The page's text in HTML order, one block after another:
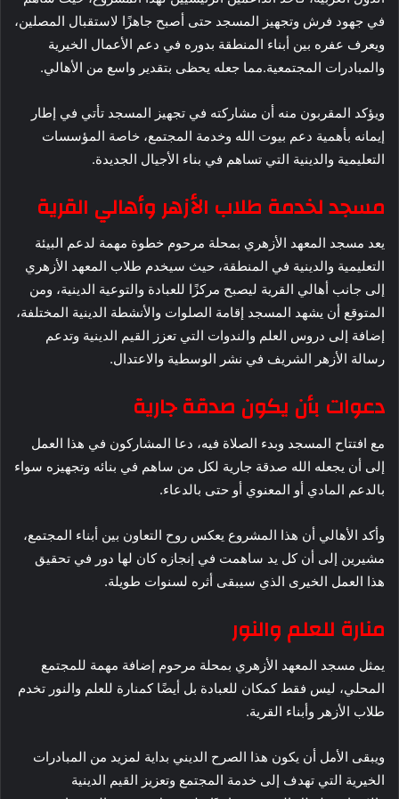
في جهود فرش وتجهيز المسجد حتى أصبح جاهزًا لاستقبال المصلين،
ويعرف عفره بين أبناء المنطقة بدوره في دعم الأعمال الخيرية
والمبادرات المجتمعية.مما جعله يحظى بتقدير واسع من الأهالي.
ويؤكد المقربون منه أن مشاركته في تجهيز المسجد تأتي في إطار
إيمانه بأهمية دعم بيوت الله وخدمة المجتمع، خاصة المؤسسات
التعليمية والدينية التي تساهم في بناء الأجيال الجديدة.
مسجد لخدمة طلاب الأزهر وأهالي القرية
يعد مسجد المعهد الأزهري بمحلة مرحوم خطوة مهمة لدعم البيئة
التعليمية والدينية في المنطقة، حيث سيخدم طلاب المعهد الأزهري
إلى جانب أهالي القرية ليصبح مركزًا للعبادة والتوعية الدينية، ومن
المتوقع أن يشهد المسجد إقامة الصلوات والأنشطة الدينية المختلفة،
إضافة إلى دروس العلم والندوات التي تعزز القيم الدينية وتدعم
رسالة الأزهر الشريف في نشر الوسطية والاعتدال.
دعوات بأن يكون صدقة جارية
مع افتتاح المسجد وبدء الصلاة فيه، دعا المشاركون في هذا العمل
إلى أن يجعله الله صدقة جارية لكل من ساهم في بنائه وتجهيزه سواء
بالدعم المادي أو المعنوي أو حتى بالدعاء.
وأكد الأهالي أن هذا المشروع يعكس روح التعاون بين أبناء المجتمع،
مشيرين إلى أن كل يد ساهمت في إنجازه كان لها دور في تحقيق
هذا العمل الخيرى الذي سيبقى أثره لسنوات طويلة.
منارة للعلم والنور
يمثل مسجد المعهد الأزهري بمحلة مرحوم إضافة مهمة للمجتمع
المحلي، ليس فقط كمكان للعبادة بل أيضًا كمنارة للعلم والنور تخدم
طلاب الأزهر وأبناء القرية.
ويبقى الأمل أن يكون هذا الصرح الديني بداية لمزيد من المبادرات
الخيرية التي تهدف إلى خدمة المجتمع وتعزيز القيم الدينية